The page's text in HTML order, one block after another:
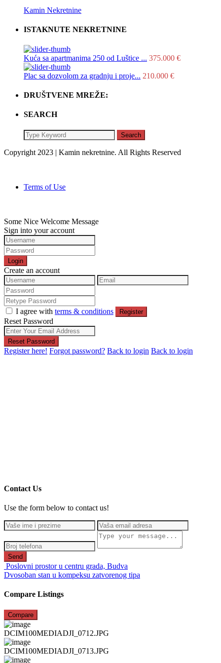
Kamin Nekretnine
ISTAKNUTE NEKRETNINE
Kuća sa apartmanima 250 od Luštice ... 375.000 €
Plac sa dozvolom za gradnju i proje... 210.000 €
DRUŠTVENE MREŽE:
SEARCH
Search
Copyright 2023 | Kamin nekretnine. All Rights Reserved
Terms of Use
Some Nice Welcome Message
Sign into your account
Login
Create an account
I agree with terms & conditions Register
Reset Password
Reset Password
Register here! Forgot password? Back to login Back to login
Contact Us
Use the form below to contact us!
Send
Poslovni prostor u centru grada, Budva
Dvosoban stan u kompeksu zatvorenog tipa
Compare Listings
Compare
DCIM100MEDIADJI_0712.JPG
DCIM100MEDIADJI_0713.JPG